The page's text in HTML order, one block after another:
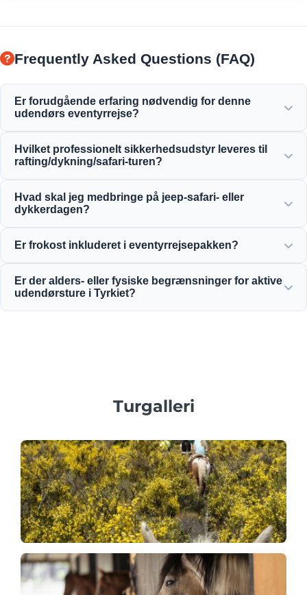
Frequently Asked Questions (FAQ)
Er forudgående erfaring nødvendig for denne
udendørs eventyrrejse?
guider giver dig fulde instruktioner og ledsager dig under
rafting-, dykker- eller safariaktiviteterne.
Hvilket professionelt sikkerhedsudstyr leveres til
rafting/dykning/safari-turen?
redningsveste af høj kvalitet, hjelme, dykkerudstyr og fuldt
udstyrede eventyrkøretøjer.
Hvad skal jeg medbringe på jeep-safari- eller
dykkerdagen?
sandaler, solcreme, solbriller og et ekstra sæt tøj.
Er frokost inkluderet i eventyrrejsepakken?
jeep-safarier inkluderer en lækker lokal frokost.
Er der alders- eller fysiske begrænsninger for aktive
udendørsture i Tyrkiet?
Turgalleri